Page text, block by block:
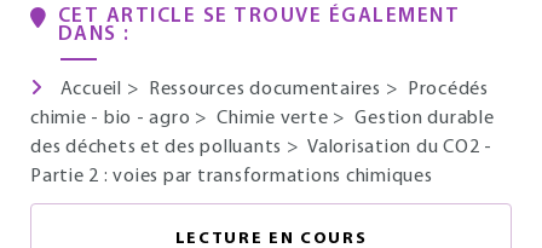
CET ARTICLE SE TROUVE ÉGALEMENT
DANS :
Accueil > Ressources documentaires >
Procédés
chimie - bio - agro >Chimie verte >Gestion durable
des déchets et des polluants > Valorisation du CO2 -
Partie 2 : voies par transformations chimiques
LECTURE EN COURS